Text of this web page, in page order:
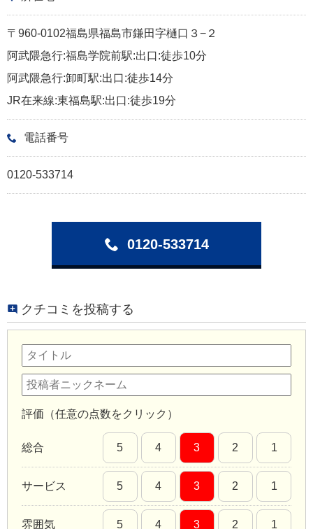
〒960-0102福島県福島市鎌田字樋口３−２
阿武隈急行:福島学院前駅:出口:徒歩10分
阿武隈急行:卸町駅:出口:徒歩14分
JR在来線:東福島駅:出口:徒歩19分
電話番号
0120-533714
0120-533714
クチコミを投稿する
評価（任意の点数をクリック）
総合 5 4 3 2 1
サービス 5 4 3 2 1
雰囲気 5 4 3 2 1